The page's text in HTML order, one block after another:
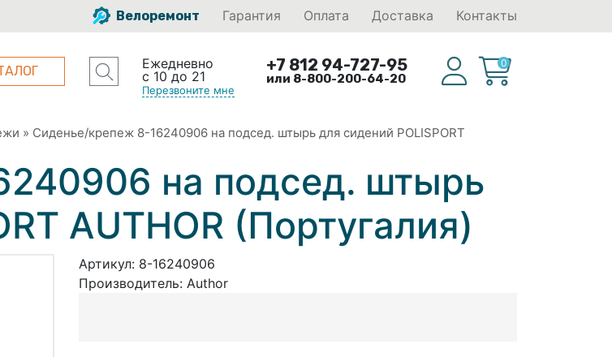
Велоремонт Гарантия Оплата Доставка Контакты
Ежедневно
с 10 до 21
Перезвоните мне
+7 812 94-727-95
или 8-800-200-64-20
0
» Сиденье/крепеж 8-16240906 на подсед. штырь для сидений POLISPORT
на подсед. штырь
AUTHOR (Португалия)
Артикул: 8-16240906
Производитель: Author